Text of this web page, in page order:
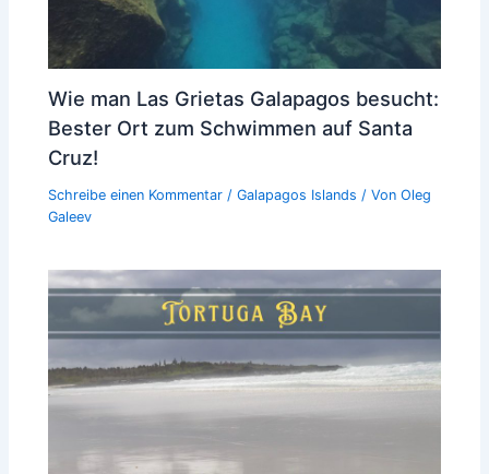
Wie man Las Grietas Galapagos besucht:
Bester Ort zum Schwimmen auf Santa
Cruz!
Schreibe einen Kommentar /Galapagos Islands / VonOleg
Galeev